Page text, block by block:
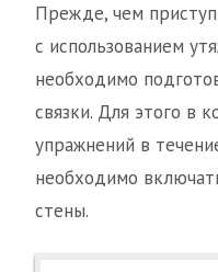
Прежде, чем
с использованием
необходимо
связки. Для этого в
упражнений в
необходимо
стены.